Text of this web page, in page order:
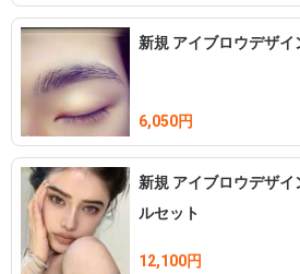
新規 アイブロウデザイ
6,050円
新規 アイブロウデザイン×トリートメントカー
ルセット
12,100円